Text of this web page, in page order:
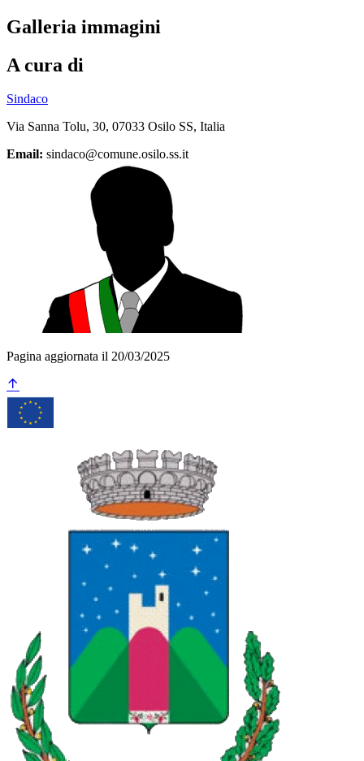
Galleria immagini
A cura di
Sindaco
Via Sanna Tolu, 30, 07033 Osilo SS, Italia
Email: sindaco@comune.osilo.ss.it
Pagina aggiornata il 20/03/2025